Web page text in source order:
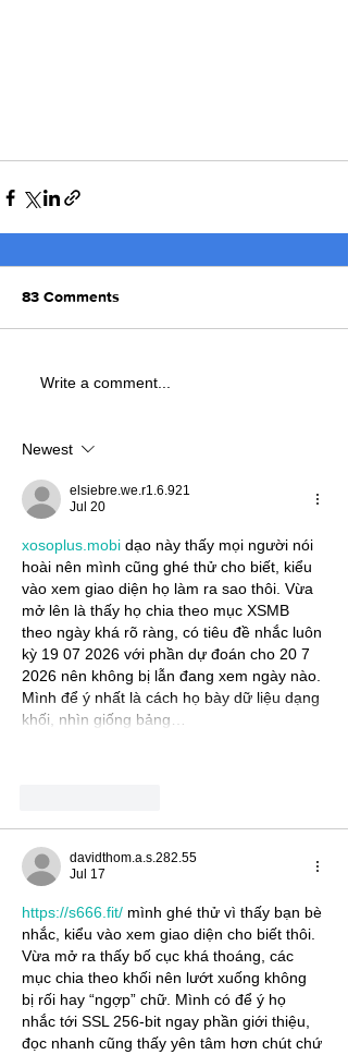
83 Comments
Write a comment...
Newest
elsiebre.we.r1.6.921
Jul 20
xosoplus.mobi dạo này thấy mọi người nói
hoài nên mình cũng ghé thử cho biết, kiểu
vào xem giao diện họ làm ra sao thôi. Vừa
mở lên là thấy họ chia theo mục XSMB
theo ngày khá rõ ràng, có tiêu đề nhắc luôn
kỳ 19 07 2026 với phần dự đoán cho 20 7
2026 nên không bị lẫn đang xem ngày nào.
Mình để ý nhất là cách họ bày dữ liệu dạng
khối, nhìn giống bảng…
davidthom.a.s.282.55
Jul 17
https://s666.fit/ mình ghé thử vì thấy bạn bè
nhắc, kiểu vào xem giao diện cho biết thôi.
Vừa mở ra thấy bố cục khá thoáng, các
mục chia theo khối nên lướt xuống không
bị rối hay “ngợp” chữ. Mình có để ý họ
nhắc tới SSL 256-bit ngay phần giới thiệu,
đọc nhanh cũng thấy yên tâm hơn chút chứ